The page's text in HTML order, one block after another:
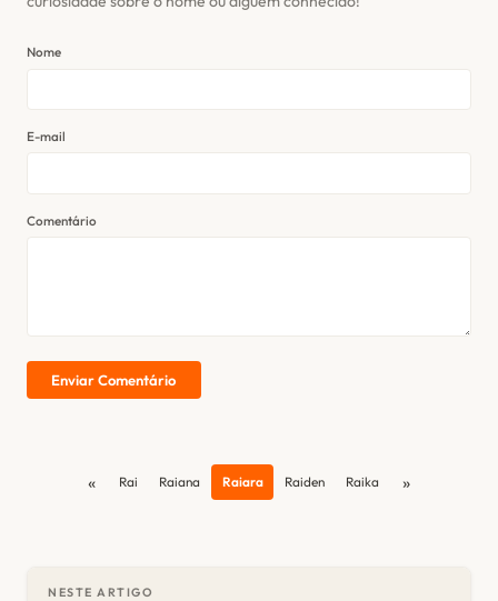
Nome
E-mail
Comentário
Enviar Comentário
« Rai Raiana Raiara Raiden Raika »
NESTE ARTIGO